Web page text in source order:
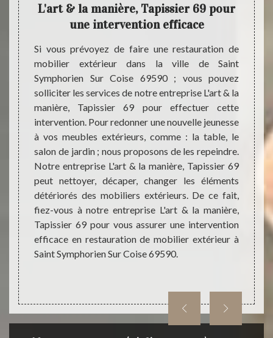
qui
&
la
soit
de
de
se
vous
L'art & la manière, Tapissier 69 pour
une intervention efficace
Si vous prévoyez de faire une restauration de
mobilier extérieur dans la ville de Saint
Symphorien Sur Coise 69590 ; vous pouvez
solliciter les services de notre entreprise L'art & la
manière, Tapissier 69 pour effectuer cette
intervention. Pour redonner une nouvelle jeunesse
à vos meubles extérieurs, comme : la table, le
salon de jardin ; nous proposons de les repeindre.
Notre entreprise L'art & la manière, Tapissier 69
peut nettoyer, décaper, changer les éléments
détériorés des mobiliers extérieurs. De ce fait,
fiez-vous à notre entreprise L'art & la manière,
Tapissier 69 pour vous assurer une intervention
efficace en restauration de mobilier extérieur à
Saint Symphorien Sur Coise 69590.
en
à
les
vos